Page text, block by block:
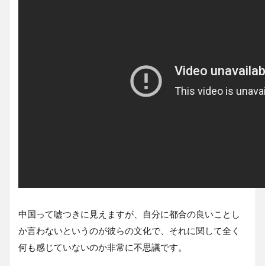
中国って嘘つきに見えますが、自分に都合の良いことし
か言わないというのが彼らの文化で、それに関して全く
何も感じていないのか非常に不思議です。